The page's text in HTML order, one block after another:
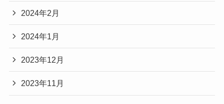
2024年2月
2024年1月
2023年12月
2023年11月